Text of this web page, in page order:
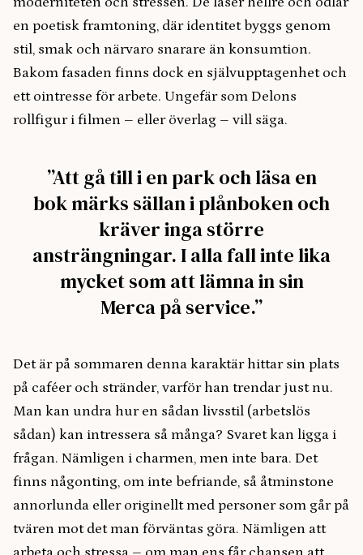
en poetisk framtoning, där identitet byggs genom
stil, smak och närvaro snarare än konsumtion.
Bakom fasaden finns dock en självupptagenhet och
ett ointresse för arbete. Ungefär som Delons
rollfigur i filmen – eller överlag – vill säga.
”Att gå till i en park och läsa en
bok märks sällan i plånboken och
kräver inga större
ansträngningar. I alla fall inte lika
mycket som att lämna in sin
Merca på service.”
Det är på sommaren denna karaktär hittar sin plats
på caféer och stränder, varför han trendar just nu.
Man kan undra hur en sådan livsstil (arbetslös
sådan) kan intressera så många? Svaret kan ligga i
frågan. Nämligen i charmen, men inte bara. Det
finns någonting, om inte befriande, så åtminstone
annorlunda eller originellt med personer som går på
tvären mot det man förväntas göra. Nämligen att